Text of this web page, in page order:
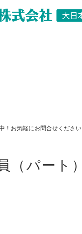
！お気軽にお問合せください
（パート